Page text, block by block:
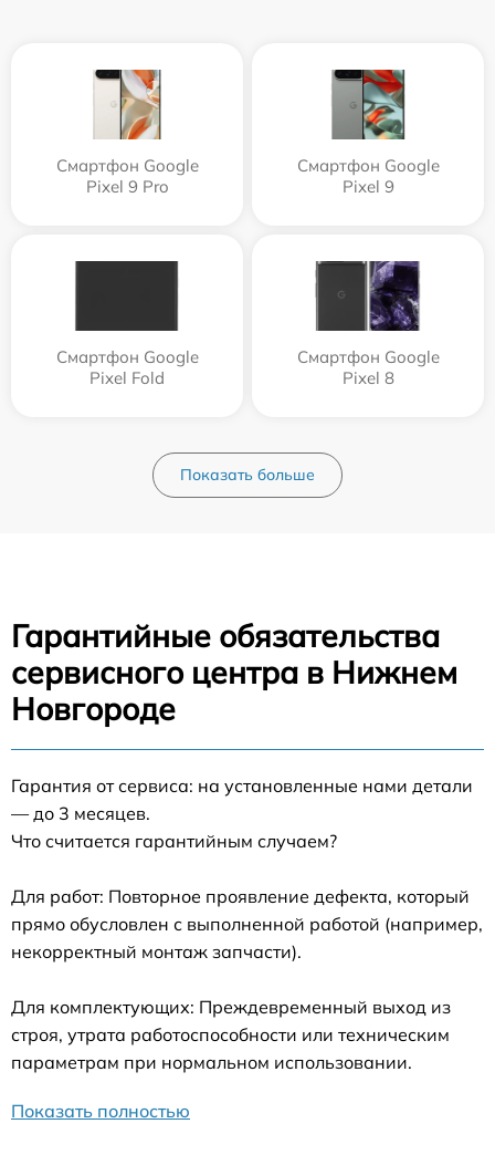
Смартфон Google
Pixel 9 Pro
Смартфон Google
Pixel 9
Смартфон Google
Pixel Fold
Смартфон Google
Pixel 8
Показать больше
Гарантийные обязательства
сервисного центра в Нижнем
Новгороде
Гарантия от сервиса: на установленные нами детали
— до 3 месяцев.
Что считается гарантийным случаем?
Для работ: Повторное проявление дефекта, который
прямо обусловлен с выполненной работой (например,
некорректный монтаж запчасти).
Для комплектующих: Преждевременный выход из
строя, утрата работоспособности или техническим
параметрам при нормальном использовании.
Показать полностью